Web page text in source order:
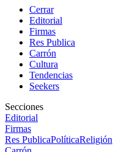
Cerrar
Editorial
Firmas
Res Publica
Carrón
Cultura
Tendencias
Seekers
Secciones
Editorial
Firmas
Res PublicaPolíticaReligión